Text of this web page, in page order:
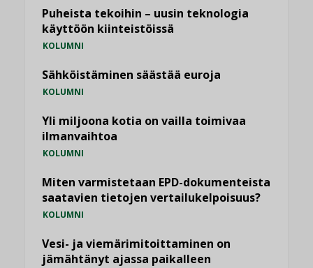
Puheista tekoihin – uusin teknologia
käyttöön kiinteistöissä
KOLUMNI
Sähköistäminen säästää euroja
KOLUMNI
Yli miljoona kotia on vailla toimivaa
ilmanvaihtoa
KOLUMNI
Miten varmistetaan EPD-dokumenteista
saatavien tietojen vertailukelpoisuus?
KOLUMNI
Vesi- ja viemärimitoittaminen on
jämähtänyt ajassa paikalleen